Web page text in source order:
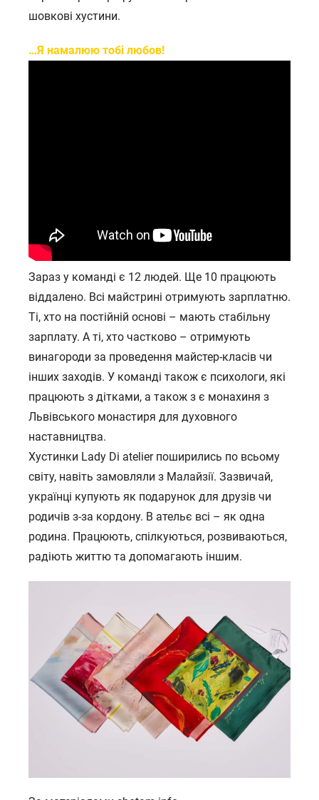
шовкові хустини.
…Я намалюю тобі любов!
Зараз у команді є 12 людей. Ще 10 працюють
віддалено. Всі майстрині отримують зарплатню.
Ті, хто на постійній основі – мають стабільну
зарплату. А ті, хто частково – отримують
винагороди за проведення майстер-класів чи
інших заходів. У команді також є психологи, які
працюють з дітками, а також з є монахиня з
Львівського монастиря для духовного
наставництва.
Хустинки Lady Di atelier поширились по всьому
світу, навіть замовляли з Малайзії. Зазвичай,
українці купують як подарунок для друзів чи
родичів з-за кордону. В ательє всі – як одна
родина. Працюють, спілкуються, розвиваються,
радіють життю та допомагають іншим.